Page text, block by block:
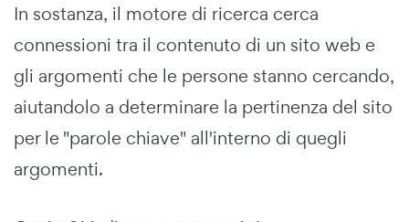
In sostanza, il motore di ricerca cerca
connessioni tra il contenuto di un sito web e
gli argomenti che le persone stanno cercando,
aiutandolo a determinare la pertinenza del sito
per le "parole chiave" all'interno di quegli
argomenti.